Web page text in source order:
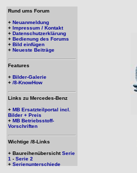
Rund ums Forum
+ Neuanmeldung
+ Impressum / Kontakt
+ Datenschutzerklärung
+ Bedienung des Forums
+ Bild einfügen
+ Neueste Beiträge
Features
+ Bilder-Galerie
+ /8-KnowHow
Links zu Mercedes-Benz
+ MB Ersatzteilportal incl.
Bilder + Preis
+ MB Betriebsstoff-
Vorschriften
Wichtige /8-Links
+ BaureihenübersichtSerie
1 - Serie 2
+ Serienunterschiede